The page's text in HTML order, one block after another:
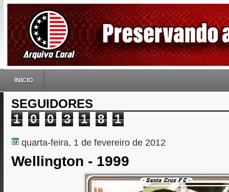
INÍCIO
SEGUIDORES
1
0 0 3 1 8 1
quarta-feira, 1 de fevereiro de 2012
Wellington - 1999